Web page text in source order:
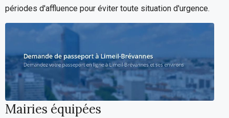
périodes d'affluence pour éviter toute situation d'urgence.
Mairies équipées